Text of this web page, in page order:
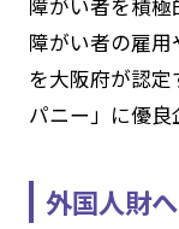
障がい者を積極
障がい者の雇
を大阪府が認
パニー」に優良
外国人財